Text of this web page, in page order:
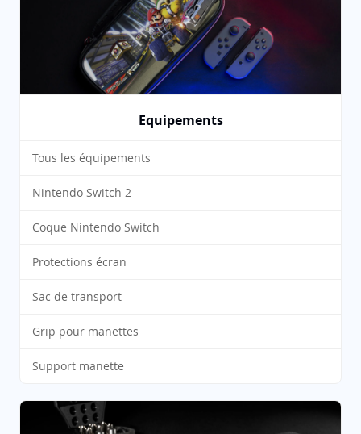
Equipements
Tous les équipements
Nintendo Switch 2
Coque Nintendo Switch
Protections écran
Sac de transport
Grip pour manettes
Support manette